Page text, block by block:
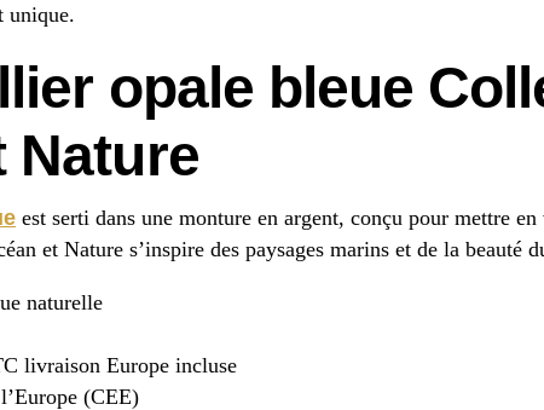
unique.
opale bleue
Nature
est serti dans une monture en argent, conçu pour mettre
et Nature s’inspire des paysages marins et de la beauté
naturelle
livraison Europe incluse
(CEE)